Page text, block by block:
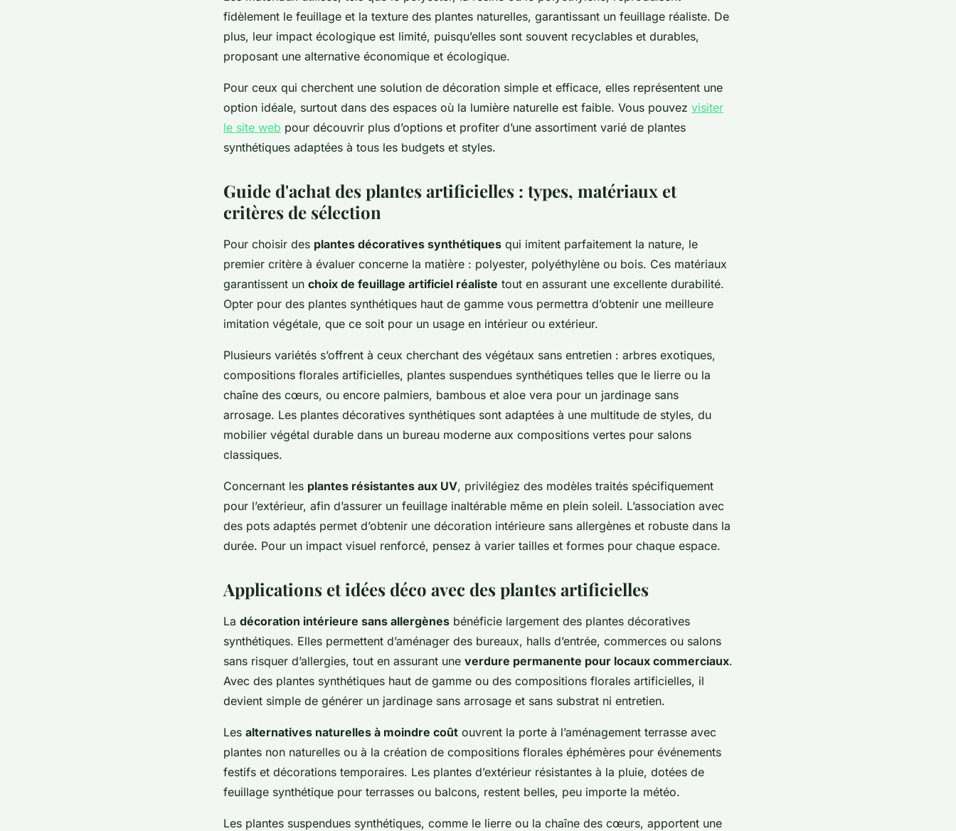
fidèlement le feuillage et la texture des plantes naturelles, garantissant un feuillage réaliste. De
plus, leur impact écologique est limité, puisqu’elles sont souvent recyclables et durables,
proposant une alternative économique et écologique.
Pour ceux qui cherchent une solution de décoration simple et efficace, elles représentent une
option idéale, surtout dans des espaces où la lumière naturelle est faible. Vous pouvez visiter
le site web pour découvrir plus d’options et profiter d’une assortiment varié de plantes
synthétiques adaptées à tous les budgets et styles.
Guide d'achat des plantes artificielles : types, matériaux et
critères de sélection
Pour choisir des plantes décoratives synthétiques qui imitent parfaitement la nature, le
premier critère à évaluer concerne la matière : polyester, polyéthylène ou bois. Ces matériaux
garantissent un choix de feuillage artificiel réaliste tout en assurant une excellente durabilité.
Opter pour des plantes synthétiques haut de gamme vous permettra d’obtenir une meilleure
imitation végétale, que ce soit pour un usage en intérieur ou extérieur.
Plusieurs variétés s’offrent à ceux cherchant des végétaux sans entretien : arbres exotiques,
compositions florales artificielles, plantes suspendues synthétiques telles que le lierre ou la
chaîne des cœurs, ou encore palmiers, bambous et aloe vera pour un jardinage sans
arrosage. Les plantes décoratives synthétiques sont adaptées à une multitude de styles, du
mobilier végétal durable dans un bureau moderne aux compositions vertes pour salons
classiques.
Concernant les plantes résistantes aux UV, privilégiez des modèles traités spécifiquement
pour l’extérieur, afin d’assurer un feuillage inaltérable même en plein soleil. L’association avec
des pots adaptés permet d’obtenir une décoration intérieure sans allergènes et robuste dans la
durée. Pour un impact visuel renforcé, pensez à varier tailles et formes pour chaque espace.
Applications et idées déco avec des plantes artificielles
La décoration intérieure sans allergènes bénéficie largement des plantes décoratives
synthétiques. Elles permettent d’aménager des bureaux, halls d’entrée, commerces ou salons
sans risquer d’allergies, tout en assurant une verdure permanente pour locaux commerciaux.
Avec des plantes synthétiques haut de gamme ou des compositions florales artificielles, il
devient simple de générer un jardinage sans arrosage et sans substrat ni entretien.
Les alternatives naturelles à moindre coût ouvrent la porte à l’aménagement terrasse avec
plantes non naturelles ou à la création de compositions florales éphémères pour événements
festifs et décorations temporaires. Les plantes d’extérieur résistantes à la pluie, dotées de
feuillage synthétique pour terrasses ou balcons, restent belles, peu importe la météo.
Les plantes suspendues synthétiques, comme le lierre ou la chaîne des cœurs, apportent une